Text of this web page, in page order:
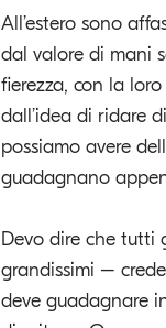
All’estero sono
dal valore di mani
fierezza, con la
dall’idea di ridare
possiamo avere
guadagnano
Devo dire che tutti
grandissimi –
deve guadagnare